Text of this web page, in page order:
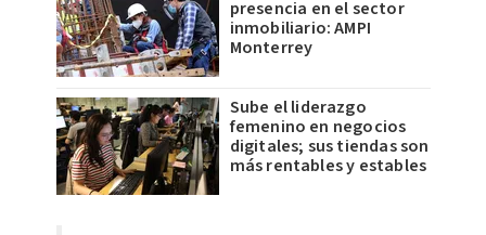
presencia en el sector
inmobiliario: AMPI
Monterrey
Sube el liderazgo
femenino en negocios
digitales; sus tiendas son
más rentables y estables